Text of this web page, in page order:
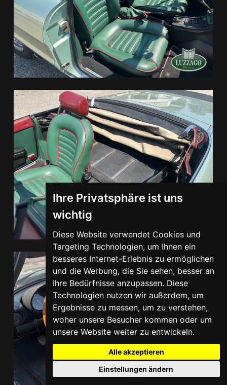
Ihre Privatsphäre ist uns
wichtig
Diese Website verwendet Cookies und
Targeting Technologien, um Ihnen ein
besseres Internet-Erlebnis zu ermöglichen
und die Werbung, die Sie sehen, besser an
Ihre Bedürfnisse anzupassen. Diese
Technologien nutzen wir außerdem, um
Ergebnisse zu messen, um zu verstehen,
woher unsere Besucher kommen oder um
unsere Website weiter zu entwickeln.
Alle akzeptieren
Einstellungen ändern